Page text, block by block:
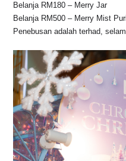
Belanja RM180 – Merry Jar
Belanja RM500 – Merry Mist
Penebusan adalah terhad,